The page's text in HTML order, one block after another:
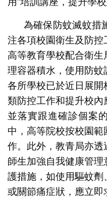
為確保防蚊滅蚊措
注各項校園衛生及防
高等教育學校配合衛
理容器積水，使用防蚊
各所學校已於近日展
類防控工作和提升校內
並落實跟進確診個案
中，高等院校按校園
作。此外，教青局亦透
師生加強自我健康管
護措施，如使用驅蚊
或關節痛症狀，應立即